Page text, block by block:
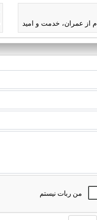
از عمران، خدمت و امید